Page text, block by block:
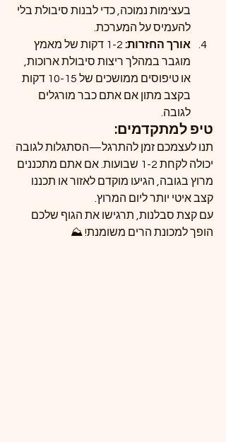
בעצימות נמוכה, כדי לבנות סיבולת בלי
להעמיס על המערכת.
אורך החזרות:
1-2 דקות של מאמץ
מוגבר במהלך ריצות סיבולת ארוכות,
או טיפוסים ממושכים של 10-15 דקות
בקצב מתון אם אתם כבר מורגלים
לגובה.
טיפ למתקדמים:
תנו לעצמכם זמן להתרגל—הסתגלות לגובה
יכולה לקחת 1-2 שבועות. אם אתם מתכננים
מרוץ בגובה, הגיעו מוקדם לאזור או תכננו
קצב איטי יותר ליום המרוץ.
עם קצת סבלנות, תרגישו את הגוף שלכם
הופך למכונת הרים משומנת! ⛰️